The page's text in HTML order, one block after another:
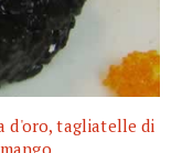
d'oro, tagliatelle di